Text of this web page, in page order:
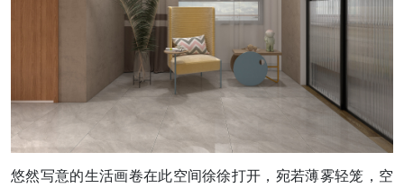
悠然写意的生活画卷在此空间徐徐打开，宛若薄雾轻笼，空